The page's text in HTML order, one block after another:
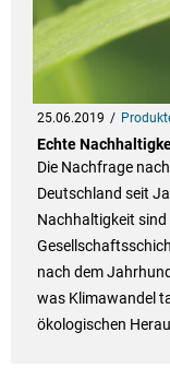
25.06.2019
Echte
Die Nachfrage
Deutschland seit
Nachhaltigkeit sind
nach dem
was Klimawandel
ökologischen